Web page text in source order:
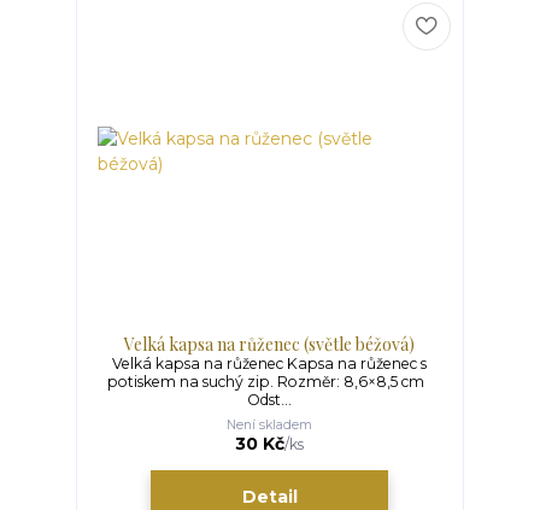
Velká kapsa na růženec (světle béžová)
Velká kapsa na růženec Kapsa na růženec s
potiskem na suchý zip. Rozměr: 8,6×8,5 cm
Odst...
30 Kč/ks
Není skladem
Detail